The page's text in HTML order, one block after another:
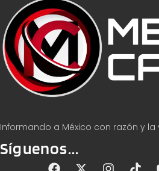
Informando a México con razón y la
Síguenos...